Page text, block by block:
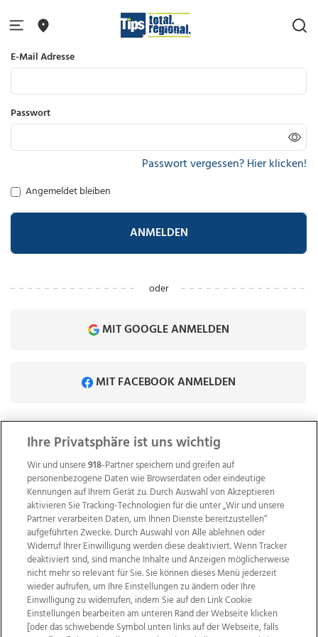
E-Mail Adresse
Passwort
Passwort vergessen? Hier klicken!
Angemeldet bleiben
ANMELDEN
oder
MIT GOOGLE ANMELDEN
MIT FACEBOOK ANMELDEN
Sie besitzen noch keinen Tips-Account?
Wir über uns Mediadaten Kontakt
Jobs
Ihre Privatsphäre ist uns wichtig
Wir und unsere918-Partner speichern und greifen auf
personenbezogene Daten wie Browserdaten oder eindeutige
Kennungen auf Ihrem Gerät zu. Durch Auswahl von Akzeptieren
aktivieren Sie Tracking-Technologien für die unter „Wir und unsere
Partner verarbeiten Daten, um Ihnen Dienste bereitzustellen“
aufgeführten Zwecke. Durch Auswahl von Alle ablehnen oder
Widerruf Ihrer Einwilligung werden diese deaktiviert. Wenn Tracker
deaktiviert sind, sind manche Inhalte und Anzeigen möglicherweise
nicht mehr so relevant für Sie. Sie können dieses Menü jederzeit
wieder aufrufen, um Ihre Einstellungen zu ändern oder Ihre
Einwilligung zu widerrufen, indem Sie auf den Link Cookie
Einstellungen bearbeiten am unteren Rand der Webseite klicken
[oder das schwebende Symbol unten links auf der Webseite, falls